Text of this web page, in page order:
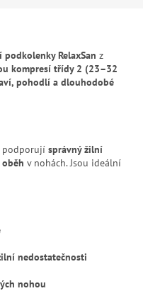
RelaxSan z
kompresí třídy 2 (23–32
pohodlí a dlouhodobé
podporují správný žilní
v nohách. Jsou ideální
nedostatečnosti
nohou